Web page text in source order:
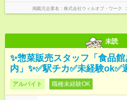
掲載元企業名 株式会社ウィルオブ・ワーク
未読
✨惣菜販売スタッフ「食品
内」✨✅駅チカ✅未経験ok✅
アルバイト 職種未経験OK